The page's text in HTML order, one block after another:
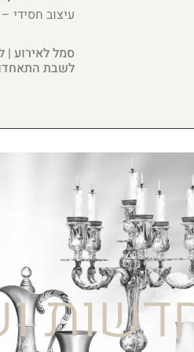
עיצוב חסידי – Hasidic design
סמל לאירוע |
לשבת